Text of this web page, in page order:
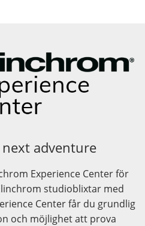
adventure
Experience Center för
studioblixtar med
Center får du grundlig
och möjlighet att prova